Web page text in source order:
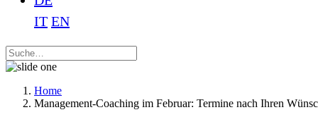
IT EN
Home
Management-Coaching im Februar: Termine nach Ihren